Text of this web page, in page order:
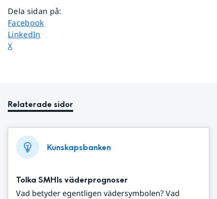
Dela sidan på:
Dela sidan på
Facebook
Dela sidan på
LinkedIn
Dela sidan på
X
Relaterade sidor
Kunskapsbanken
Tolka SMHIs väderprognoser
Vad betyder egentligen vädersymbolen? Vad